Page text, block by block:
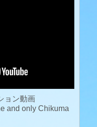
ョン動画
and only Chikuma